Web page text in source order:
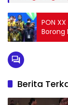
PON
Borong
Berita